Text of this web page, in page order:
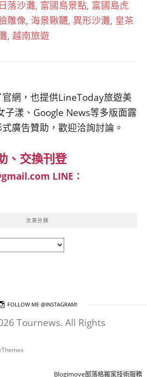
落沙灘, 富國島景點, 富國島虎
雕像, 海景鞦韆, 異形沙灘, 皇茶
, 越南旅遊
網，也提供LineToday旅遊美
子漾、Google News等多版面露
廣告贊助，歡迎洽詢討論。
、交換刊登
LINE：
文章分類
FOLLOW ME @INSTAGRAM!
Tournews. All Rights
Blogimove部落格搬家技術服務